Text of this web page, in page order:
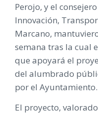
Perojo, y el
Innovación,
Marcano,
semana tras la cual
que apoyará el
del alumbrado
por el Ayuntamiento.
El proyecto,